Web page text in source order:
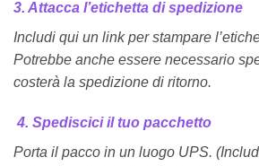
3. Attacca l’etichetta di spedizione
Includi qui un link per stampare
Potrebbe anche essere necessario
costerà la spedizione di ritorno.
4. Spediscici il tuo pacchetto
Porta il pacco in un luogo UPS.